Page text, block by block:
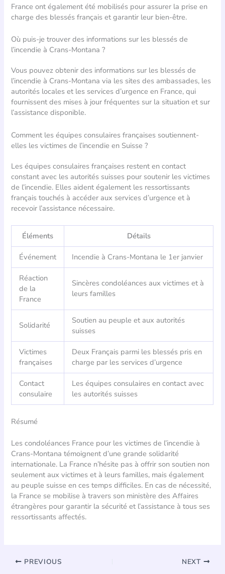
France ont également été mobilisés pour assurer la prise en
charge des blessés français et garantir leur bien-être.
Où puis-je trouver des informations sur les blessés de
l’incendie à Crans-Montana ?
Vous pouvez obtenir des informations sur les blessés de
l’incendie à Crans-Montana via les sites des ambassades, les
autorités locales et les services d’urgence en France, qui
fournissent des mises à jour fréquentes sur la situation et sur
l’assistance disponible.
Comment les équipes consulaires françaises soutiennent-
elles les victimes de l’incendie en Suisse ?
Les équipes consulaires françaises restent en contact
constant avec les autorités suisses pour soutenir les victimes
de l’incendie. Elles aident également les ressortissants
français touchés à accéder aux services d’urgence et à
recevoir l’assistance nécessaire.
Éléments Détails
Événement Incendie à Crans-Montana le 1er janvier
Réaction
de la
France
Sincères condoléances aux victimes et à
leurs familles
Solidarité
Soutien au peuple et aux autorités
suisses
Victimes
françaises
Deux Français parmi les blessés pris en
charge par les services d’urgence
Contact
consulaire
Les équipes consulaires en contact avec
les autorités suisses
Résumé
Les condoléances France pour les victimes de l’incendie à
Crans-Montana témoignent d’une grande solidarité
internationale. La France n’hésite pas à offrir son soutien non
seulement aux victimes et à leurs familles, mais également
au peuple suisse en ces temps difficiles. En cas de nécessité,
la France se mobilise à travers son ministère des Affaires
étrangères pour garantir la sécurité et l’assistance à tous ses
ressortissants affectés.
PREVIOUS NEXT